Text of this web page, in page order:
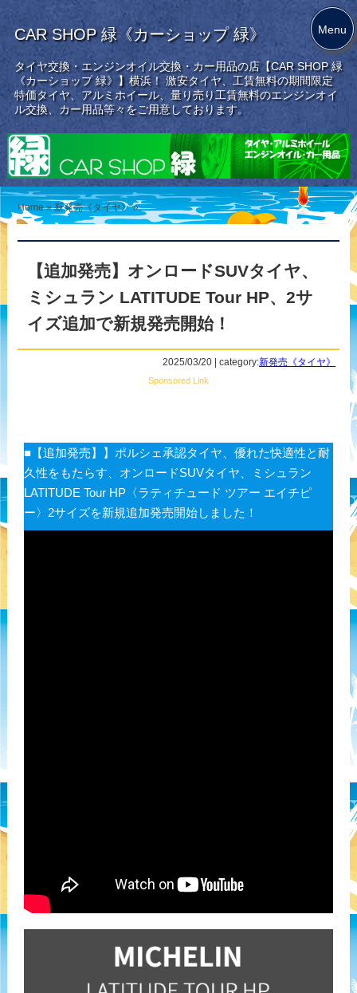
CAR SHOP 緑《カーショップ 緑》
タイヤ交換・エンジンオイル交換・カー用品の店【CAR SHOP 緑
《カーショップ 緑》】横浜！ 激安タイヤ、工賃無料の期間限定
特価タイヤ、アルミホイール、量り売り工賃無料のエンジンオイ
ル交換、カー用品等々をご用意しております。
Home »新発売《タイヤ》 »
【追加発売】オンロードSUVタイヤ、
ミシュラン LATITUDE Tour HP、2サ
イズ追加で新規発売開始！
2025/03/20 | category:新発売《タイヤ》
Sponsored Link
■【追加発売】】ポルシェ承認タイヤ、優れた快適性と耐
久性をもたらす、オンロードSUVタイヤ、ミシュラン
LATITUDE Tour HP〈ラティチュード ツアー エイチピ
ー〉2サイズを新規追加発売開始しました！
Menu